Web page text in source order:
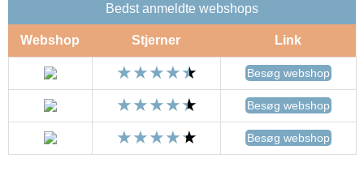
Bedst anmeldte webshops
Webshop Stjerner Link
Besøg webshop
Besøg webshop
Besøg webshop